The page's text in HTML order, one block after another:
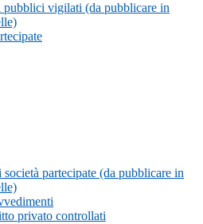
pubblici vigilati (da pubblicare in
società partecipate (da pubblicare in
privato controllati